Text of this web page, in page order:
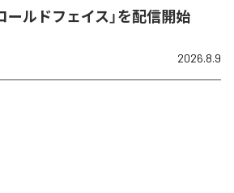
ールドフェイス」を配信開始
2026.8.9